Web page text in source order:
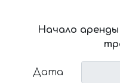
Начало аренды
Дата